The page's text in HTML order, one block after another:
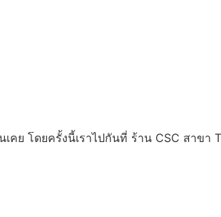
ย โดยครั้งนี้เราไปกันที่ ร้าน CSC สาขา